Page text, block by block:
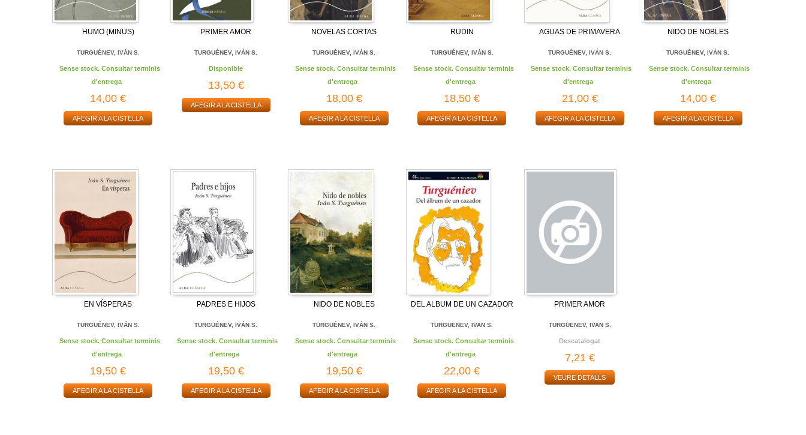
HUMO (MINUS)
TURGUÉNEV, IVÁN S.
Sense stock. Consultar terminis
d'entrega
14,00 €
AFEGIR A LA CISTELLA
PRIMER AMOR
TURGUÉNEV, IVÁN S.
Disponible
13,50 €
AFEGIR A LA CISTELLA
NOVELAS CORTAS
TURGUÉNEV, IVÁN S.
Sense stock. Consultar terminis
d'entrega
18,00 €
AFEGIR A LA CISTELLA
RUDIN
TURGUÉNEV, IVÁN S.
Sense stock. Consultar terminis
d'entrega
18,50 €
AFEGIR A LA CISTELLA
AGUAS DE PRIMAVERA
TURGUÉNEV, IVÁN S.
Sense stock. Consultar terminis
d'entrega
21,00 €
AFEGIR A LA CISTELLA
NIDO DE NOBLES
TURGUÉNEV, IVÁN S.
Sense stock. Consultar terminis
d'entrega
14,00 €
AFEGIR A LA CISTELLA
EN VÍSPERAS
TURGUÉNEV, IVÁN S.
Sense stock. Consultar terminis
d'entrega
19,50 €
AFEGIR A LA CISTELLA
PADRES E HIJOS
TURGUÉNEV, IVÁN S.
Sense stock. Consultar terminis
d'entrega
19,50 €
AFEGIR A LA CISTELLA
NIDO DE NOBLES
TURGUÉNEV, IVÁN S.
Sense stock. Consultar terminis
d'entrega
19,50 €
AFEGIR A LA CISTELLA
DEL ALBUM DE UN CAZADOR
TURGUENEV, IVAN S.
Sense stock. Consultar terminis
d'entrega
22,00 €
AFEGIR A LA CISTELLA
PRIMER AMOR
TURGUENEV, IVAN S.
Descatalogat
7,21 €
VEURE DETALLS